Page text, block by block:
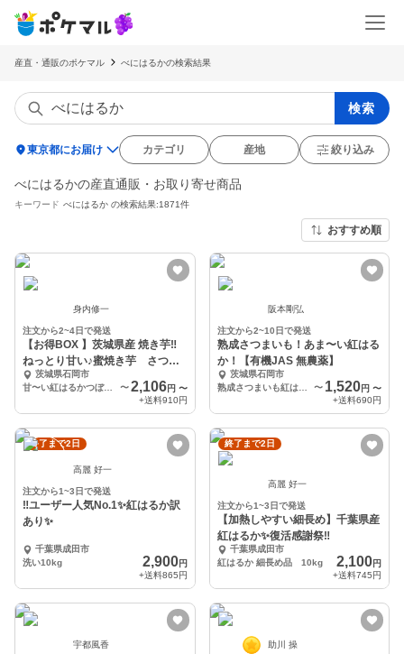
産直・通販のポケマル べにはるかの検索結果
検索
location_on東京都にお届け カテゴリ 産地 絞り込み
べにはるかの産直通販・お取り寄せ商品
キーワード べにはるか の検索結果:1871件
おすすめ順
身内修一
注文から2~4日で発送
【お得BOX 】茨城県産 焼き芋‼
ねっとり甘い♪蜜焼き芋 さつま
いも茨城県石岡市
甘〜い紅はるかつぼ焼き芋1kg
〜 2,106円 〜
+送料910円
阪本剛弘
注文から2~10日で発送
熟成さつまいも！あま〜い紅はる
か！【有機JAS 無農薬】
茨城県石岡市
熟成さつまいも紅はるか1.8kg【農薬不使用】
〜 1,520円 〜
+送料690円
終了まで2日
高麗 好一
注文から1~3日で発送
‼️ユーザー人気No.1✨️紅はるか訳
あり✨
千葉県成田市
洗い10kg
2,900円
+送料865円
終了まで2日
高麗 好一
注文から1~3日で発送
【加熱しやすい細長め】千葉県産
紅はるか✨復活感謝祭‼️
千葉県成田市
紅はるか 細長め品 10kg
2,100円
+送料745円
宇都風香 助川 操